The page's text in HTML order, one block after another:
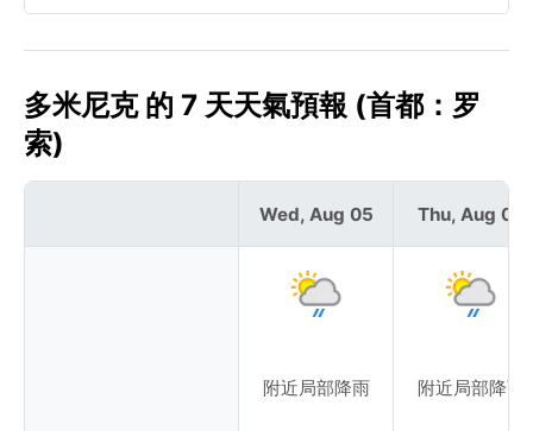
多米尼克 的 7 天天氣預報 (首都：罗
索)
Wed, Aug 05
附近局部降雨
Thu, Aug 06
附近局部降雨